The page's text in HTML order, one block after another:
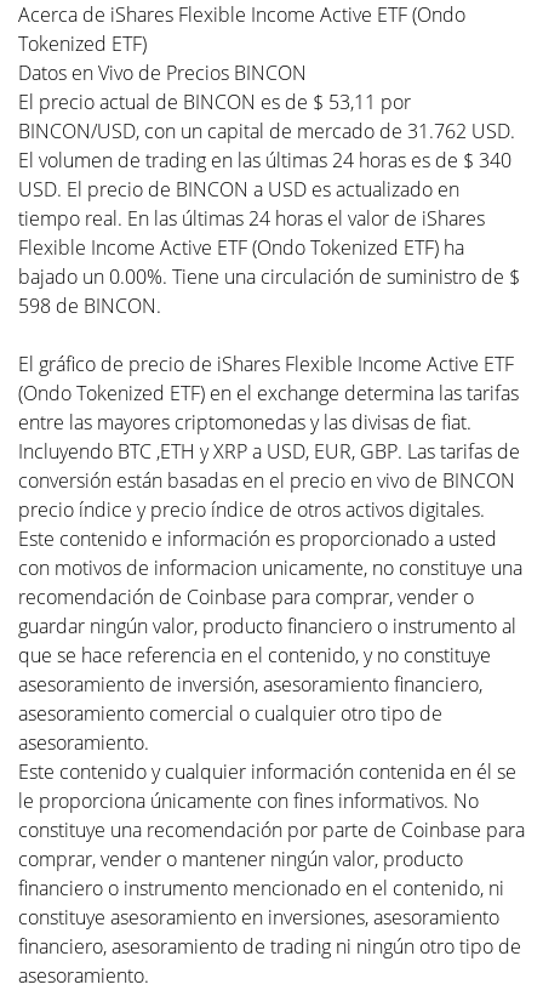
Acerca de iShares Flexible Income Active ETF (Ondo
Tokenized ETF)
Datos en Vivo de Precios BINCON
El precio actual de BINCON es de $ 53,11 por
BINCON/USD, con un capital de mercado de 31.762 USD.
El volumen de trading en las últimas 24 horas es de $ 340
USD. El precio de BINCON a USD es actualizado en
tiempo real. En las últimas 24 horas el valor de iShares
Flexible Income Active ETF (Ondo Tokenized ETF) ha
bajado un 0.00%. Tiene una circulación de suministro de $
598 de BINCON.
El gráfico de precio de iShares Flexible Income Active ETF
(Ondo Tokenized ETF) en el exchange determina las tarifas
entre las mayores criptomonedas y las divisas de fiat.
Incluyendo BTC ,ETH y XRP a USD, EUR, GBP. Las tarifas de
conversión están basadas en el precio en vivo de BINCON
precio índice y precio índice de otros activos digitales.
Este contenido e información es proporcionado a usted
con motivos de informacion unicamente, no constituye una
recomendación de Coinbase para comprar, vender o
guardar ningún valor, producto financiero o instrumento al
que se hace referencia en el contenido, y no constituye
asesoramiento de inversión, asesoramiento financiero,
asesoramiento comercial o cualquier otro tipo de
asesoramiento.
Este contenido y cualquier información contenida en él se
le proporciona únicamente con fines informativos. No
constituye una recomendación por parte de Coinbase para
comprar, vender o mantener ningún valor, producto
financiero o instrumento mencionado en el contenido, ni
constituye asesoramiento en inversiones, asesoramiento
financiero, asesoramiento de trading ni ningún otro tipo de
asesoramiento.